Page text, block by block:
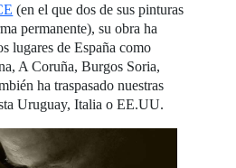
(en el que dos de sus pinturas
permanente), su obra ha
lugares de España como
A Coruña, Burgos Soria,
ha traspasado nuestras
Uruguay, Italia o EE.UU.